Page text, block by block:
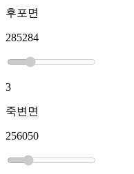
후포면
285284
3
죽변면
256050